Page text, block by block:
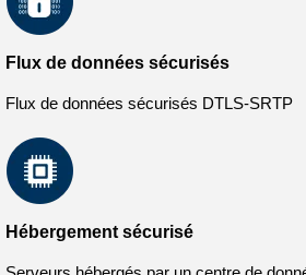
Flux de données sécurisés
Flux de données sécurisés DTLS-SRTP
Hébergement sécurisé